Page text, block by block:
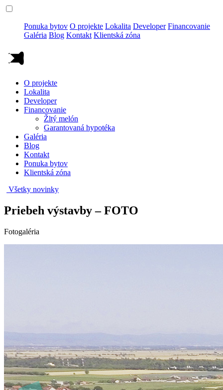
Ponuka bytov O projekte Lokalita Developer Financovanie
Galéria Blog Kontakt Klientská zóna
O projekte
Lokalita
Developer
Financovanie
Žltý melón
Garantovaná hypotéka
Galéria
Blog
Kontakt
Ponuka bytov
Klientská zóna
Všetky novinky
Priebeh výstavby – FOTO
Fotogaléria